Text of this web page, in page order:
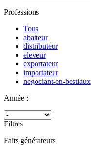
Professions
Tous
abatteur
distributeur
eleveur
exportateur
importateur
negociant-en-bestiaux
Année :
Filtres
Faits générateurs